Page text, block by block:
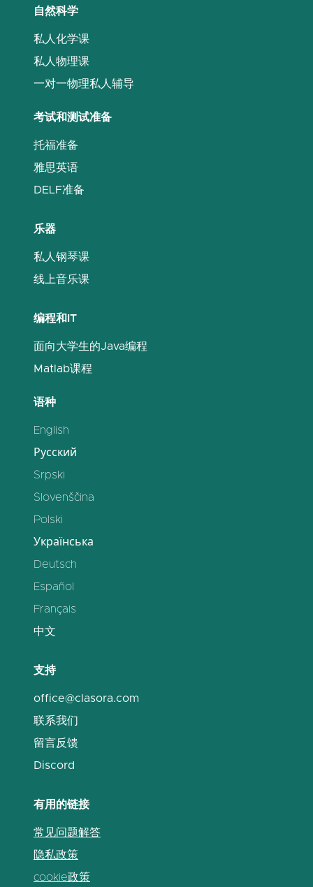
自然科学
私人化学课
私人物理课
一对一物理私人辅导
考试和测试准备
托福准备
雅思英语
DELF准备
乐器
私人钢琴课
线上音乐课
编程和IT
面向大学生的Java编程
Matlab课程
语种
English
Русский
Srpski
Slovenščina
Polski
Українська
Deutsch
Español
Français
中文
支持
office@clasora.com
联系我们
留言反馈
Discord
有用的链接
常见问题解答
隐私政策
cookie政策